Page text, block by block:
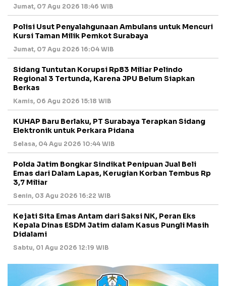
Jumat, 07 Agu 2026 18:46 WIB
Polisi Usut Penyalahgunaan Ambulans untuk Mencuri
Kursi Taman Milik Pemkot Surabaya
Jumat, 07 Agu 2026 16:04 WIB
Sidang Tuntutan Korupsi Rp83 Miliar Pelindo
Regional 3 Tertunda, Karena JPU Belum Siapkan
Berkas
Kamis, 06 Agu 2026 15:18 WIB
KUHAP Baru Berlaku, PT Surabaya Terapkan Sidang
Elektronik untuk Perkara Pidana
Selasa, 04 Agu 2026 10:44 WIB
Polda Jatim Bongkar Sindikat Penipuan Jual Beli
Emas dari Dalam Lapas, Kerugian Korban Tembus Rp
3,7 Miliar
Senin, 03 Agu 2026 16:22 WIB
Kejati Sita Emas Antam dari Saksi NK, Peran Eks
Kepala Dinas ESDM Jatim dalam Kasus Pungli Masih
Didalami
Sabtu, 01 Agu 2026 12:19 WIB